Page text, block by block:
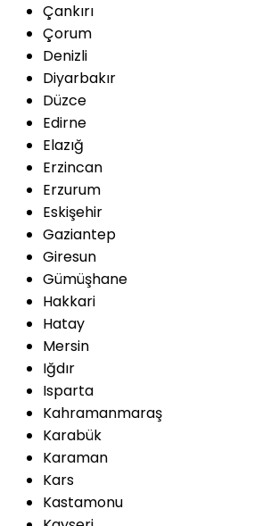
Çankırı
Çorum
Denizli
Diyarbakır
Düzce
Edirne
Elazığ
Erzincan
Erzurum
Eskişehir
Gaziantep
Giresun
Gümüşhane
Hakkari
Hatay
Mersin
Iğdır
Isparta
Kahramanmaraş
Karabük
Karaman
Kars
Kastamonu